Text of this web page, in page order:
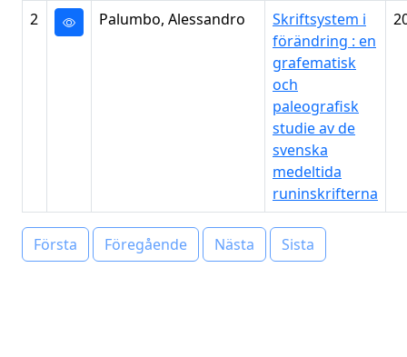
2 Palumbo, Alessandro
Skriftsystem i
förändring : en
grafematisk
och
paleografisk
studie av de
svenska
medeltida
runinskrifterna
Första Föregående Nästa Sista